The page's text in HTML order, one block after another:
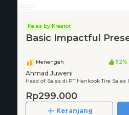
Kelas by Kreator
Basic Impactful
Menengah 92%
Ahmad Juweni
Head of Sales di PT Hankook Tire Sales
Rp299.000
Keranjang